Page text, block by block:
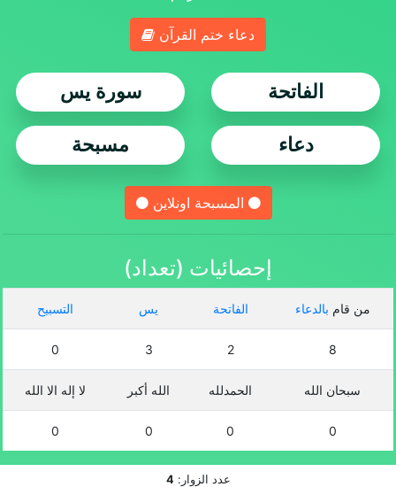
دعاء ختم القرآن
الفاتحة سورة يس
دعاء مسبحة
المسبحة اونلاين
إحصائيات (تعداد)
من قام بالدعاء الفاتحة يس التسبيح
8
2
3
0
سبحان الله الحمدلله الله أكبر لا إله الا الله
0
0
0
0
عدد الزوار:4